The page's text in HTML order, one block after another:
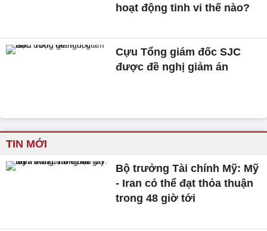
hoạt động tinh vi thế nào?
Cựu Tổng giám đốc SJC
được đề nghị giảm án
TIN MỚI
Bộ trưởng Tài chính Mỹ: Mỹ
- Iran có thể đạt thỏa thuận
trong 48 giờ tới